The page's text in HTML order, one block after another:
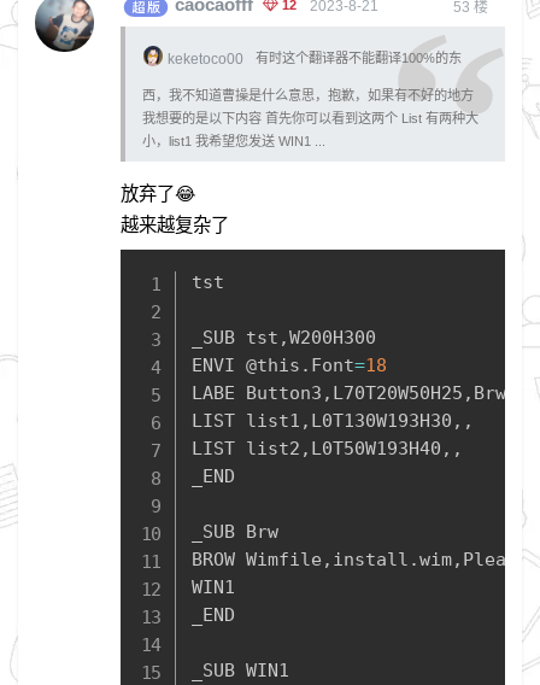
caocaofff 12 2023-8-21 53 楼
keketoco00 有时这个翻译器不能翻译100%的东
西，我不知道曹操是什么意思，抱歉，如果有不好的地方
我想要的是以下内容 首先你可以看到这两个 List 有两种大
小，list1 我希望您发送 WIN1 ...
放弃了😂
越来越复杂了
tst
_SUB tst ,W200H300
ENVI @this . Font=18
LABE Button3 , L70T20W50H25 , Brw
LIST list1 , L0T130W193H30 , ,
LIST list2 , L0T50W193H40 , ,
_END
_SUB Brw
BROW Wimfile , install .wim,
WIN1
_END
_SUB WIN1